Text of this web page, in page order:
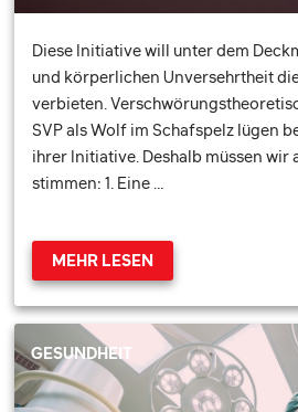
Diese Initiative will unter dem
und körperlichen Unversehrtheit
verbieten.
SVP als Wolf im Schafspelz lügen
ihrer Initiative. Deshalb müssen wir
stimmen: 1. Eine …
MEHR LESEN
GESUNDHEIT